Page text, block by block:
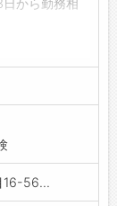
16-56...